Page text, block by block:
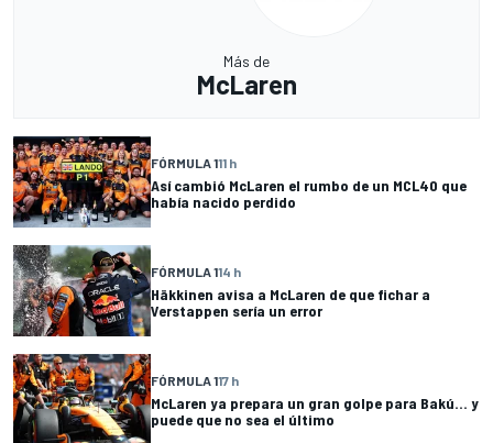
Más de
McLaren
FÓRMULA 111 h
Así cambió McLaren el rumbo de un MCL40 que
había nacido perdido
FÓRMULA 114 h
Häkkinen avisa a McLaren de que fichar a
Verstappen sería un error
FÓRMULA 117 h
McLaren ya prepara un gran golpe para Bakú... y
puede que no sea el último